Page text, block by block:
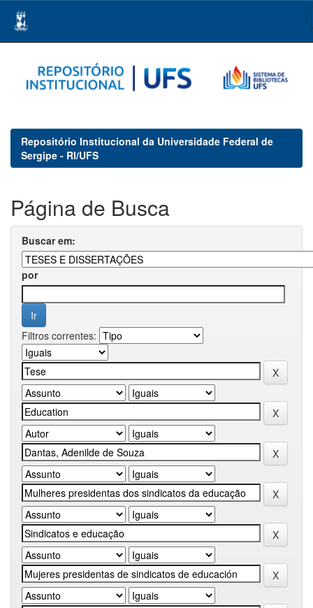
navigation
Repositório Institucional da Universidade Federal de
Sergipe - RI/UFS
Página de Busca
Buscar em:
por
Filtros correntes: